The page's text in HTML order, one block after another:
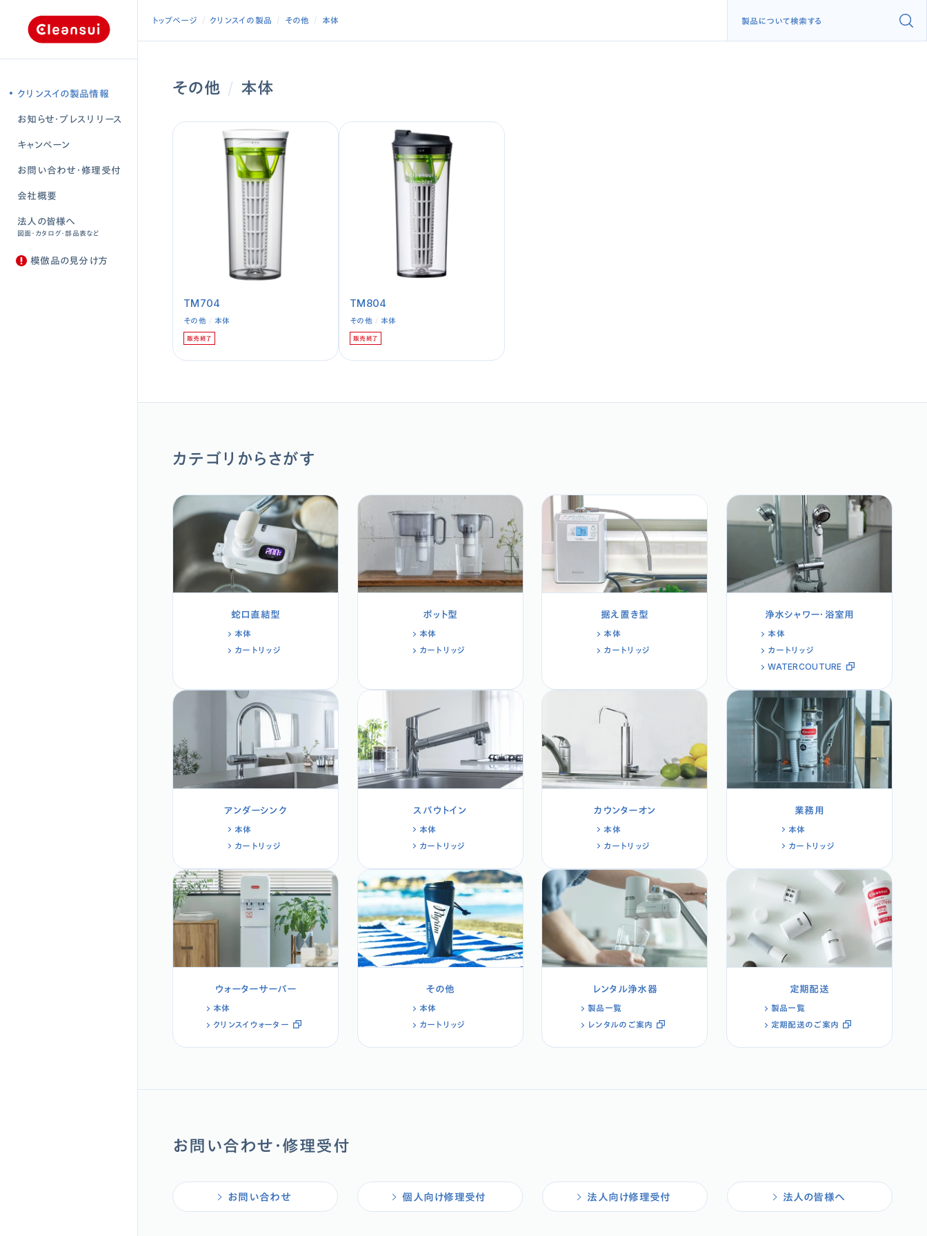
クリンスイの製品情報
お知らせ・プレスリリース
キャンペーン
お問い合わせ・修理受付
会社概要
法人の皆様へ
図面・カタログ・部品表など
模倣品の見分け方
トップページ クリンスイの製品 その他 本体
その他 / 本体
TM704
その他 本体
販売終了
TM804
その他 本体
販売終了
カテゴリからさがす
蛇口直結型
本体
カートリッジ
ポット型
本体
カートリッジ
据え置き型
本体
カートリッジ
浄水シャワー・浴室用
本体
カートリッジ
WATERCOUTURE
アンダーシンク
本体
カートリッジ
スパウトイン
本体
カートリッジ
カウンターオン
本体
カートリッジ
業務用
本体
カートリッジ
ウォーターサーバー
本体
クリンスイウォーター
その他
本体
カートリッジ
レンタル浄水器
製品一覧
レンタルのご案内
定期配送
製品一覧
定期配送のご案内
お問い合わせ・修理受付
お問い合わせ 個人向け修理受付 法人向け修理受付 法人の皆様へ